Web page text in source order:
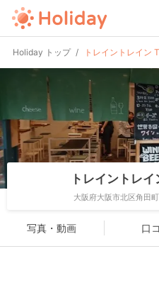
Holiday トップ トレイントレイン
トレイントレ
大阪府大阪市北区角田
写真・動画 口